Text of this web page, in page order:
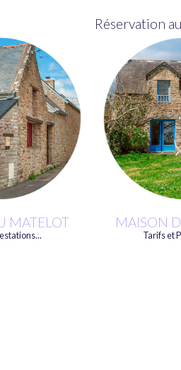
Réservation au
MATELOT MAISON
Tarifs et